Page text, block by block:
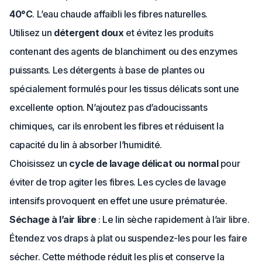
40°C. L’eau chaude affaibli les fibres naturelles.
Utilisez un détergent douxet évitez les produits
contenant des agents de blanchiment ou des enzymes
puissants. Les détergents à base de plantes ou
spécialement formulés pour les tissus délicats sont une
excellente option. N’ajoutez pas d’adoucissants
chimiques, car ils enrobent les fibres et réduisent la
capacité du lin à absorber l’humidité.
Choisissez un cycle de lavage délicat ou normalpour
éviter de trop agiter les fibres. Les cycles de lavage
intensifs provoquent en effet une usure prématurée.
Séchage à l’air libre: Le lin sèche rapidement à l’air libre.
Étendez vos draps à plat ou suspendez-les pour les faire
sécher. Cette méthode réduit les plis et conserve la